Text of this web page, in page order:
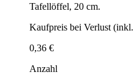
Tafellöffel, 20 cm.
Kaufpreis bei Verlust
0,36 €
Anzahl